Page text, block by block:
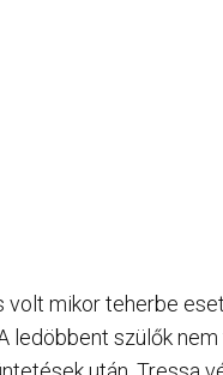
mikor teherbe
ledöbbent szülők